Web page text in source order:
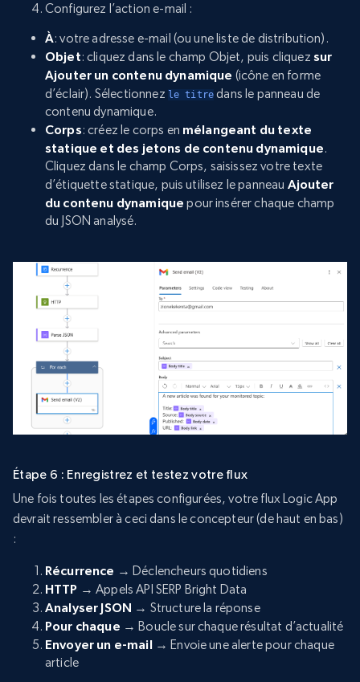
Configurez l’action e-mail :
À: votre adresse e-mail (ou une liste de distribution).
Objet: cliquez dans le champ Objet, puis cliquez sur
Ajouter un contenu dynamique (icône en forme
d’éclair). Sélectionnez le titre dans le panneau de
contenu dynamique.
Corps: créez le corps en mélangeant du texte
statique et des jetons de contenu dynamique.
Cliquez dans le champ Corps, saisissez votre texte
d’étiquette statique, puis utilisez le panneau Ajouter
du contenu dynamique pour insérer chaque champ
du JSON analysé.
Étape 6 : Enregistrez et testez votre flux
Une fois toutes les étapes configurées, votre flux Logic App
devrait ressembler à ceci dans le concepteur (de haut en bas)
:
Récurrence → Déclencheurs quotidiens
HTTP → Appels API SERP Bright Data
Analyser JSON → Structure la réponse
Pour chaque → Boucle sur chaque résultat d’actualité
Envoyer un e-mail→ Envoie une alerte pour chaque
article